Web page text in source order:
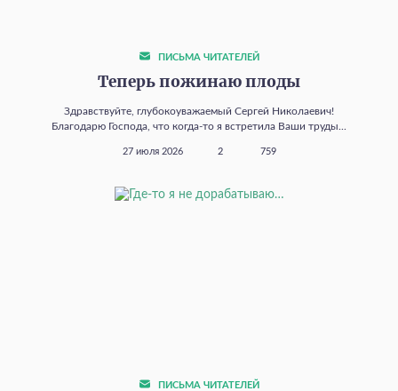
ПИСЬМА ЧИТАТЕЛЕЙ
Теперь пожинаю плоды
Здравствуйте, глубокоуважаемый Сергей Николаевич!
Благодарю Господа, что когда‑то я встретила Ваши труды...
27 июля 2026 2 759
ПИСЬМА ЧИТАТЕЛЕЙ